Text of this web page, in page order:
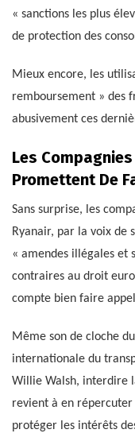
« sanctions les plus
de protection des
Mieux encore, les
remboursement » des
abusivement ces
Les
Promettent De
Sans surprise, les
Ryanair, par la voix de
« amendes illégales et
contraires au droit
compte bien faire
Même son de cloche
internationale du
Willie Walsh, interdire
revient à en
protéger les intérêts